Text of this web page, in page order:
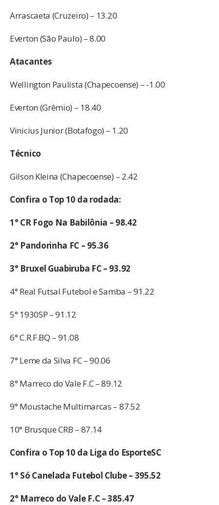
Arrascaeta (Cruzeiro) – 13.20
Everton (São Paulo) – 8.00
Atacantes
Wellington Paulista (Chapecoense) – -1.00
Everton (Grêmio) – 18.40
Vinicius Junior (Botafogo) – 1.20
Técnico
Gilson Kleina (Chapecoense) – 2.42
Confira o Top 10 da rodada:
1° CR Fogo Na Babilônia – 98.42
2° Pandorinha FC – 95.36
3° Bruxel Guabiruba FC – 93.92
4° Real Futsal Futebol e Samba – 91.22
5° 1930SP – 91.12
6° C.R.F.BQ – 91.08
7° Leme da Silva FC – 90.06
8° Marreco do Vale F.C – 89.12
9° Moustache Multimarcas – 87.52
10° Brusque CRB – 87.14
Confira o Top 10 da Liga do EsporteSC
1° Só Canelada Futebol Clube – 395.52
2° Marreco do Vale F.C – 385.47